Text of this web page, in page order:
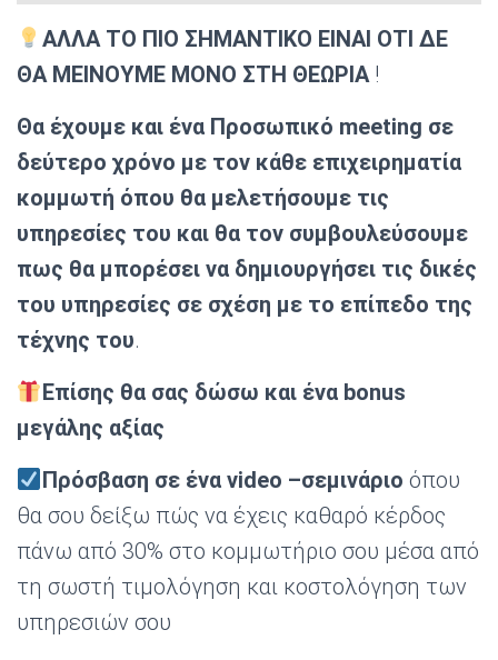
ΑΛΛΑ ΤΟ ΠΙΟ ΣΗΜΑΝΤΙΚΟ ΕΙΝΑΙ ΟΤΙ ΔΕ
ΘΑ ΜΕΙΝΟΥΜΕ ΜΟΝΟ ΣΤΗ ΘΕΩΡΙΑ!
Θα έχουμε και ένα Προσωπικό meeting σε
δεύτερο χρόνο με τον κάθε επιχειρηματία
κομμωτή όπου θα μελετήσουμε τις
υπηρεσίες του και θα τον συμβουλεύσουμε
πως θα μπορέσει να δημιουργήσει τις δικές
του υπηρεσίες σε σχέση με το επίπεδο της
τέχνης του.
Επίσης θα σας δώσω και ένα bonus
μεγάλης αξίας
Πρόσβαση σε ένα video –σεμινάριο όπου
θα σου δείξω πώς να έχεις καθαρό κέρδος
πάνω από 30% στο κομμωτήριο σου μέσα από
τη σωστή τιμολόγηση και κοστολόγηση των
υπηρεσιών σου